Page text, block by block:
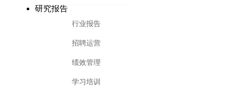
研究报告
行业报告
招聘运营
绩效管理
学习培训